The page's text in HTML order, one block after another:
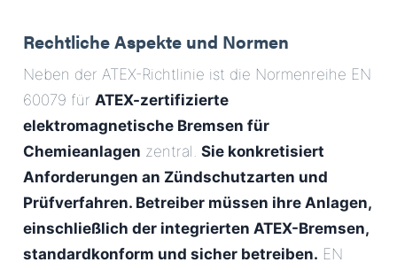
Rechtliche Aspekte und Normen
Neben der ATEX-Richtlinie ist die Normenreihe EN
60079 für ATEX-zertifizierte
elektromagnetische Bremsen für
Chemieanlagen zentral. Sie konkretisiert
Anforderungen an Zündschutzarten und
Prüfverfahren. Betreiber müssen ihre Anlagen,
einschließlich der integrierten ATEX-Bremsen,
standardkonform und sicher betreiben. EN